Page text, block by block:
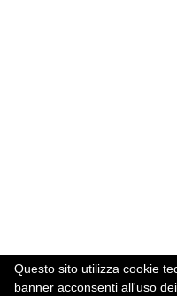
Questo sito utilizza cookie
banner acconsenti all'uso